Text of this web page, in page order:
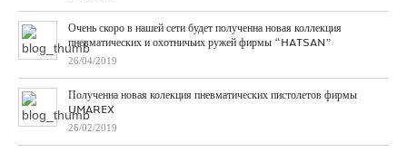
Очень скоро в нашей сети будет полученна новая коллекция
пневматических и охотничьих ружей фирмы “HATSAN”
26/04/2019
Полученна новая колекция пневматических пистолетов фирмы
UMAREX
26/02/2019